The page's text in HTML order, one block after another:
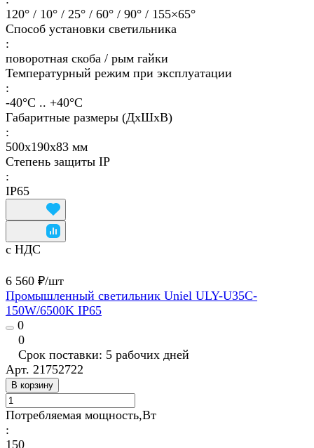
120° / 10° / 25° / 60° / 90° / 155×65°
Способ установки светильника
:
поворотная скоба / рым гайки
Температурный режим при эксплуатации
:
-40°С .. +40°C
Габаритные размеры (ДхШхВ)
:
500х190х83 мм
Степень защиты IP
:
IP65
с НДС
6 560 ₽/шт
Промышленный светильник Uniel ULY-U35C-
150W/6500K IP65
0
0
Срок поставки: 5 рабочих дней
Арт. 21752722
В корзину
Потребляемая мощность,Вт
:
150